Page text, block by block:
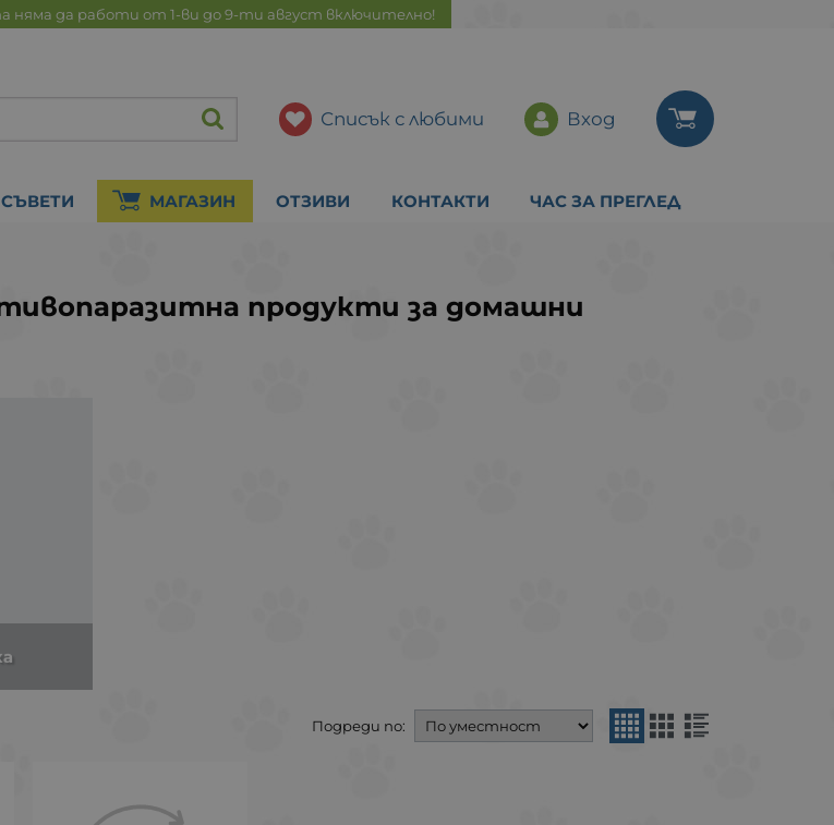
няма да работи от 1-ви до 9-ти август включително!
Списък с любими Вход
МАГАЗИН ОТЗИВИ КОНТАКТИ ЧАС ЗА ПРЕГЛЕД
продукти за домашни
Подреди по: